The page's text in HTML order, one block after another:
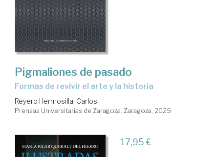
Pigmaliones de pasado
Formas de revivir el arte y la historia
Reyero Hermosilla, Carlos
Prensas Universitarias de Zaragoza. Zaragoza, 2025
17,95 €